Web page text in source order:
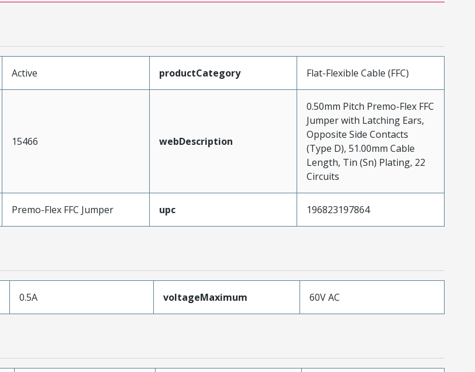
Active productCategory Flat-Flexible Cable (FFC)
15466 webDescription
0.50mm Pitch Premo-Flex FFC
Jumper with Latching Ears,
Opposite Side Contacts
(Type D), 51.00mm Cable
Length, Tin (Sn) Plating, 22
Circuits
Premo-Flex FFC Jumper upc 196823197864
0.5A voltageMaximum 60V AC